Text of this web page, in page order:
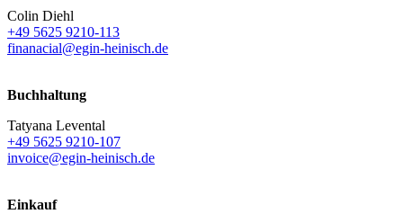
Colin Diehl
+49 5625 9210-113
finanacial@egin-heinisch.de
Buchhaltung
Tatyana Levental
+49 5625 9210-107
invoice@egin-heinisch.de
Einkauf